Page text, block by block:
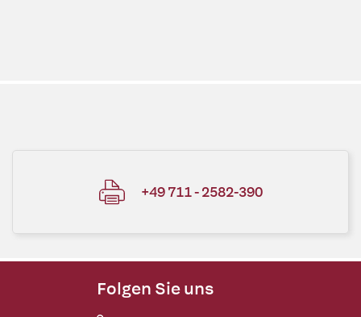
+49 711 - 2582-390
Folgen Sie uns